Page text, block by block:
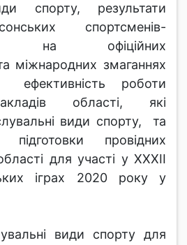
спорту, результати
спортсменів-
на офіційних
міжнародних змаганнях
роботи
області, які
види спорту, та
провідних
для участі у ХХХІІ
іграх 2020 року у
види спорту для